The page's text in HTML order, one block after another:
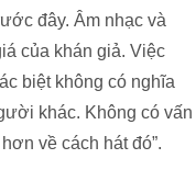
đây. Âm nhạc và
của khán giả. Việc
biệt không có nghĩa
khác. Không có vấn
về cách hát đó”.